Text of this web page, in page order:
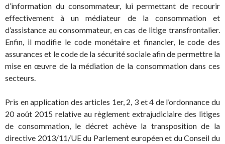
d’information du consommateur, lui permettant de recourir
effectivement à un médiateur de la consommation et
d’assistance au consommateur, en cas de litige transfrontalier.
Enfin, il modifie le code monétaire et financier, le code des
assurances et le code de la sécurité sociale afin de permettre la
mise en œuvre de la médiation de la consommation dans ces
secteurs.
Pris en application des articles 1er, 2, 3 et 4 de l’ordonnance du
20 août 2015 relative au règlement extrajudiciaire des litiges
de consommation, le décret achève la transposition de la
directive 2013/11/UE du Parlement européen et du Conseil du